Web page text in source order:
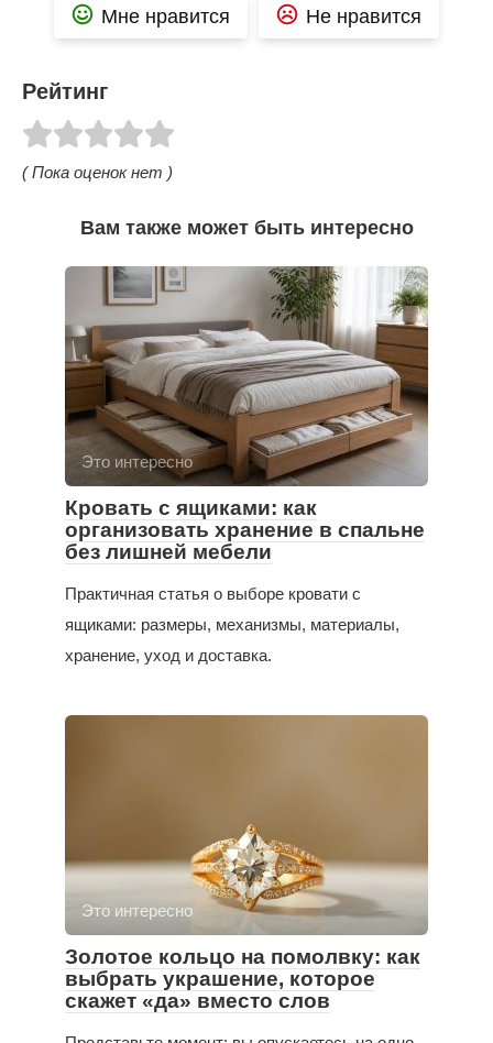
Мне нравится Не нравится
Рейтинг
( Пока оценок нет )
Вам также может быть интересно
Это интересно
Кровать с ящиками: как
организовать хранение в спальне
без лишней мебели
Практичная статья о выборе кровати с
ящиками: размеры, механизмы, материалы,
хранение, уход и доставка.
Это интересно
Золотое кольцо на помолвку: как
выбрать украшение, которое
скажет «да» вместо слов